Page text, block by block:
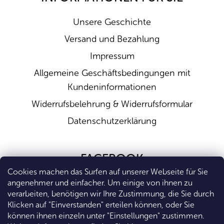
Cookies machen das Surfen auf unserer Webseite für Sie
angenehmer und einfacher. Um einige von ihnen zu
verarbeiten, benötigen wir Ihre Zustimmung, die Sie durch
Klicken auf "Einverstanden" erteilen können, oder Sie
können ihnen einzeln unter "Einstellungen" zustimmen.
Unsere Geschichte
Versand und Bezahlung
Impressum
Allgemeine Geschäftsbedingungen mit
Kundeninformationen
Widerrufsbelehrung & Widerrufsformular
Datenschutzerklärung
FACEBOOK